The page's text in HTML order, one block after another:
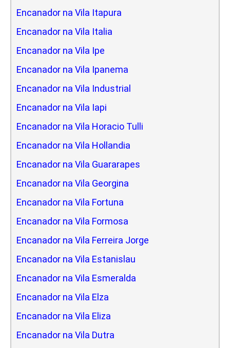
Encanador na Vila Itapura
Encanador na Vila Italia
Encanador na Vila Ipe
Encanador na Vila Ipanema
Encanador na Vila Industrial
Encanador na Vila Iapi
Encanador na Vila Horacio Tulli
Encanador na Vila Hollandia
Encanador na Vila Guararapes
Encanador na Vila Georgina
Encanador na Vila Fortuna
Encanador na Vila Formosa
Encanador na Vila Ferreira Jorge
Encanador na Vila Estanislau
Encanador na Vila Esmeralda
Encanador na Vila Elza
Encanador na Vila Eliza
Encanador na Vila Dutra